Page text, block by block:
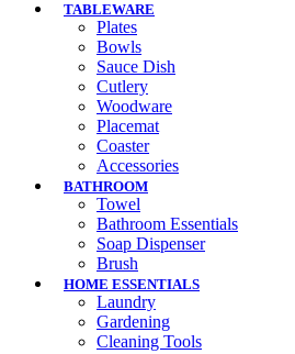
TABLEWARE
Plates
Bowls
Sauce Dish
Cutlery
Woodware
Placemat
Coaster
Accessories
BATHROOM
Towel
Bathroom Essentials
Soap Dispenser
Brush
HOME ESSENTIALS
Laundry
Gardening
Cleaning Tools